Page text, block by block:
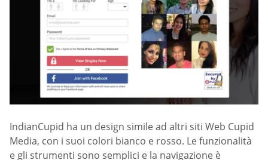
IndianCupid ha un design simile ad altri siti Web Cupid
Media, con i suoi colori bianco e rosso. Le funzionalità
e gli strumenti sono semplici e la navigazione è